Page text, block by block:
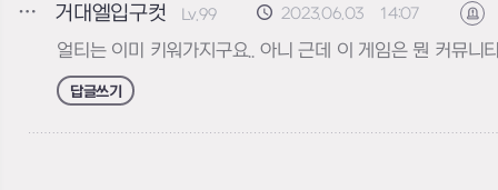
거대엘입구컷 Lv.99 2023.06.03 14:07 신
얼티는 이미 키워가지구요.. 아니 근데 이 게임은 뭔 커뮤니
답글쓰기